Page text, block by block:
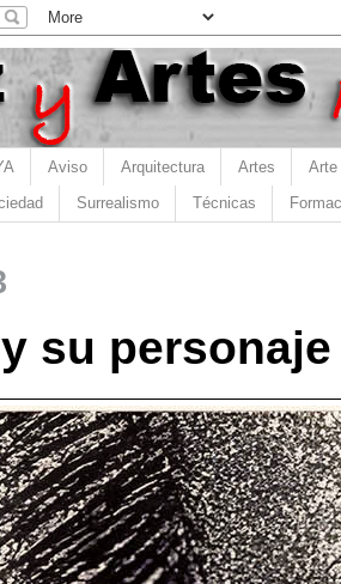
Aviso Arquitectura Artes Arte
Surrealismo Técnicas
su